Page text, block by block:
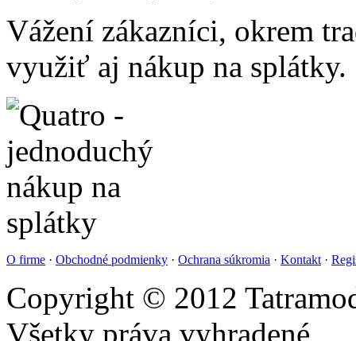
Vážení zákazníci, okrem
využiť aj nákup na splátky.
O firme · Obchodné podmienky · Ochrana súkromia · Kontakt ·
Copyright © 2012
Všetky práva vyhradené